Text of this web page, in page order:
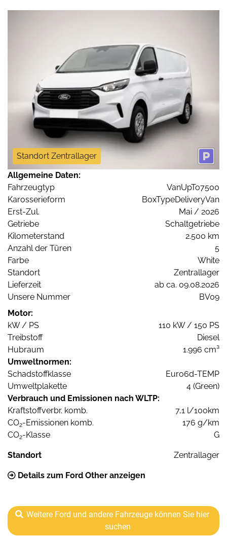
Standort Zentrallager
Allgemeine Daten:
Fahrzeugtyp
VanUpTo7500
Karosserieform
BoxTypeDeliveryVan
Erst-Zul.
Mai / 2026
Getriebe
Schaltgetriebe
Kilometerstand
2.500 km
Anzahl der Türen
5
Farbe
White
Standort
Zentrallager
Lieferzeit
ab ca. 09.08.2026
Unsere Nummer
BV09
Motor:
kW / PS
110 kW / 150 PS
Treibstoff
Diesel
Hubraum
1.996 cm³
Umweltnormen:
Schadstoffklasse
Euro6d-TEMP
Umweltplakette
4 (Green)
Verbrauch und Emissionen nach WLTP:
Kraftstoffverbr. komb.
7,1 l/100km
CO2-Emissionen komb.
176 g/km
CO2-Klasse G
Standort Zentrallager
Details zum Ford Other anzeigen
Weitere Ford und andere Fahrzeuge können Sie hier
suchen